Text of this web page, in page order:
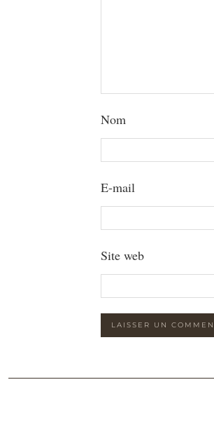
Nom
E-mail
Site web